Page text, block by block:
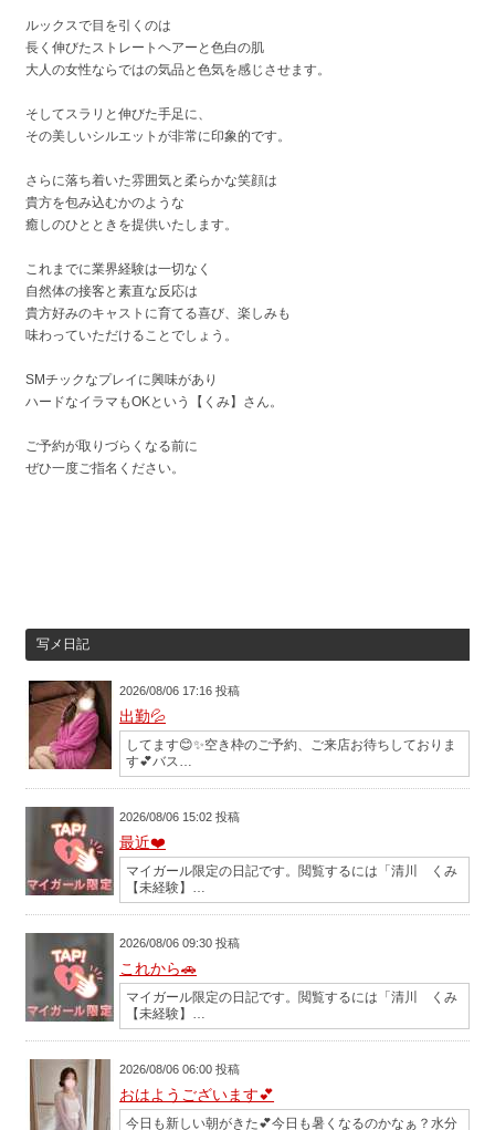
ルックスで目を引くのは
長く伸びたストレートヘアーと色白の肌
大人の女性ならではの気品と色気を感じさせます。
そしてスラリと伸びた手足に、
その美しいシルエットが非常に印象的です。
さらに落ち着いた雰囲気と柔らかな笑顔は
貴方を包み込むかのような
癒しのひとときを提供いたします。
これまでに業界経験は一切なく
自然体の接客と素直な反応は
貴方好みのキャストに育てる喜び、楽しみも
味わっていただけることでしょう。
SMチックなプレイに興味があり
ハードなイラマもOKという【くみ】さん。
ご予約が取りづらくなる前に
ぜひ一度ご指名ください。
写メ日記
2026/08/06 17:16 投稿
出勤💦
してます😊✨️空き枠のご予約、ご来店お待ちしておりま
す💕バス…
2026/08/06 15:02 投稿
最近❤️
マイガール限定の日記です。閲覧するには「清川 くみ
【未経験】…
2026/08/06 09:30 投稿
これから🚗
マイガール限定の日記です。閲覧するには「清川 くみ
【未経験】…
2026/08/06 06:00 投稿
おはようございます💕
今日も新しい朝がきた💕今日も暑くなるのかなぁ？水分